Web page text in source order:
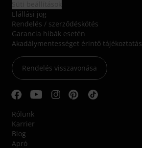
Elállási jog
Rendelés / szerződéskötés
Garancia hibák esetén
Akadálymentességet érintő tájékoztatás
Rendelés visszavonása
Rólunk
Karrier
Blog
Apró